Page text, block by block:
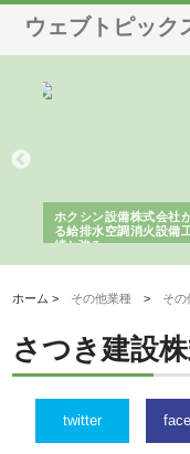
ウェブトピック
ホクシン設備株式会社
る給排水空調消火設備
績と強み
ホーム > その他業種 > その
さつき建設
twitter